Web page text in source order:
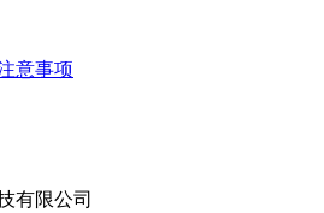
意事项
有限公司